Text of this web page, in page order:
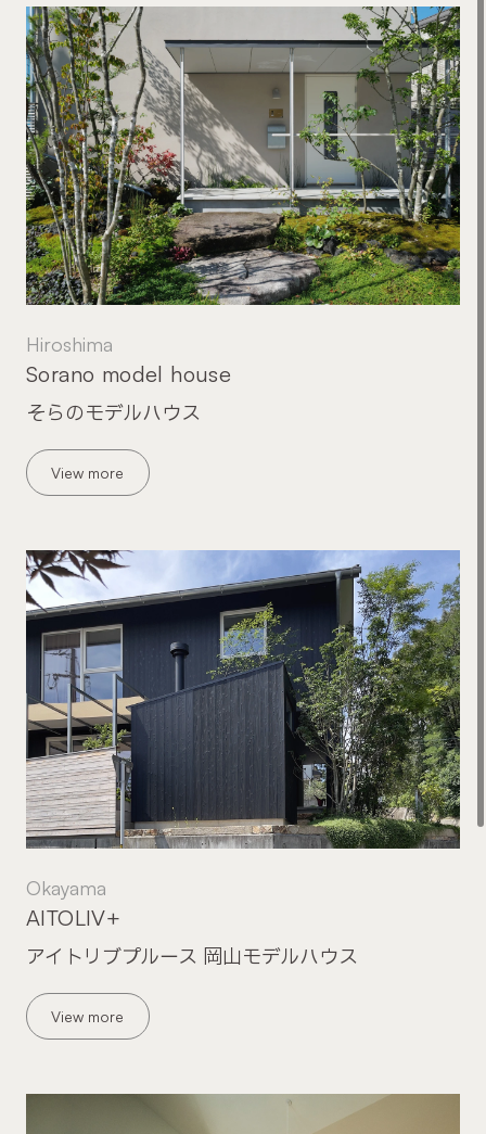
Hiroshima
そらのモデルハウス
Sorano model house
View more
Okayama
アイトリブプルース 岡山モデルハウス
AITOLIV+
View more